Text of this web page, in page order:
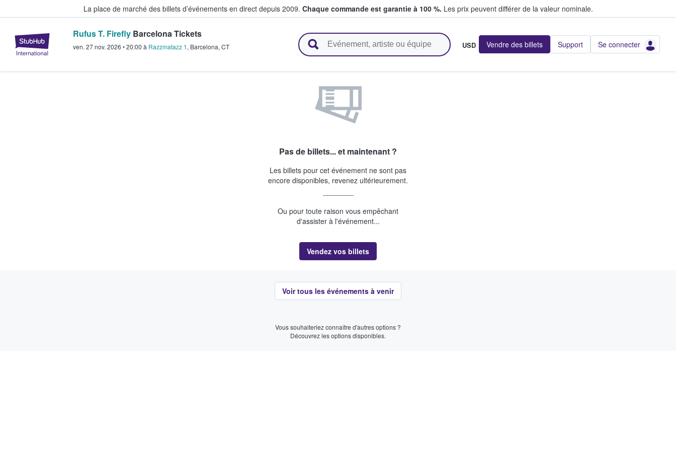
La place de marché des billets d’événements en direct depuis 2009. Chaque commande est garantie à 100 %. Les prix peuvent différer de la valeur nominale.
StubHub - Où les fans achètent et vendent des billets
Rufus T. Firefly Barcelona Tickets
ven. 27 nov. 2026 •20:00 à Razzmatazz 1, Barcelona, CT USD Vendre des billets Support Se connecter
Pas de billets... et maintenant ?
Les billets pour cet événement ne sont pas
encore disponibles, revenez ultérieurement.
Ou pour toute raison vous empêchant
d'assister à l'événement...
Vendez vos billets
Voir tous les événements à venir
Vous souhaiteriez connaître d'autres options ?
Découvrez les options disponibles.